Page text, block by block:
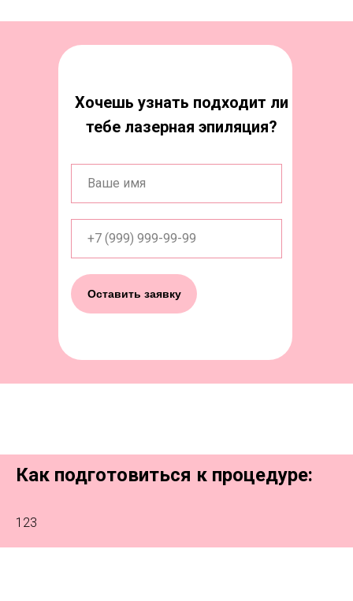
Оставить заявку
Хочешь узнать подходит ли
тебе лазерная эпиляция?
Как подготовиться к процедуре:
123